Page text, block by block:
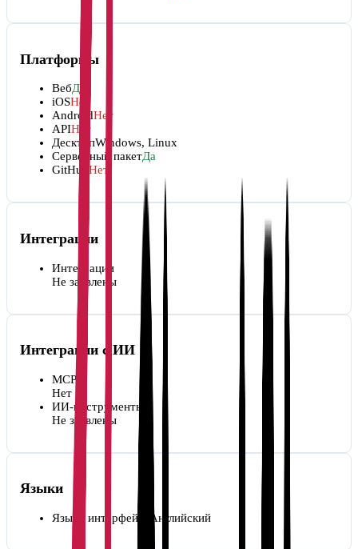
Платформы
ВебДа
iOSНет
AndroidНет
APIНет
ДесктопWindows, Linux
Серверный пакетДа
GitHub Нет
Интеграции
Интеграции
Не заявлены
Интеграции с ИИ
MCP
Нет
ИИ-инструменты
Не заявлены
Языки
Языки интерфейса Английский